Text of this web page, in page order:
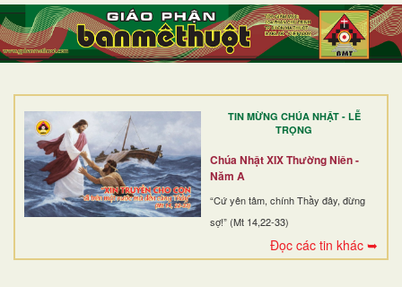
TIN MỪNG CHÚA NHẬT - LỄ
TRỌNG
Chúa Nhật XIX Thường Niên -
Năm A
“Cứ yên tâm, chính Thầy đây, đừng
sợ!” (Mt 14,22-33)
Đọc các tin khác ➥
TRANG NHẤT
GIỚI THIỆU
DÒNG TU
BAN MỤC VỤ
ĐOÀN THỂ CG
ĐIỂM HÀNH HƯƠNG